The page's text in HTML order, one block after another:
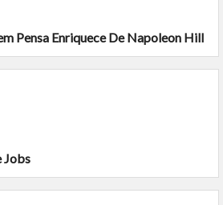
Pensa Enriquece De Napoleon Hill
Jobs